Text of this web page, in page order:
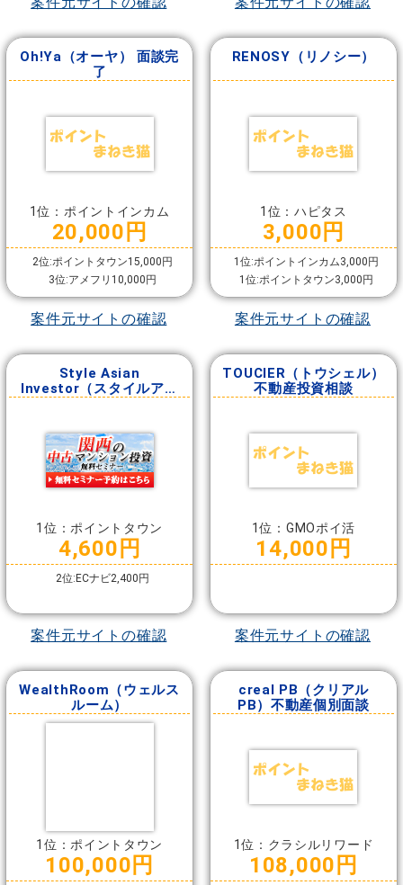
Oh!Ya（オーヤ） 面談完
了
1位：ポイントインカム
20,000円
2位:ポイントタウン15,000円
3位:アメフリ10,000円
案件元サイトの確認
RENOSY（リノシー）
1位：ハピタス
3,000円
1位:ポイントインカム3,000円
1位:ポイントタウン3,000円
案件元サイトの確認
Style Asian
Investor（スタイルアジ
1位：ポイントタウン
4,600円
2位:ECナビ2,400円
案件元サイトの確認
TOUCIER（トウシェル）
不動産投資相談
1位：GMOポイ活
14,000円
案件元サイトの確認
WealthRoom（ウェルス
ルーム）
1位：ポイントタウン
100,000円
creal PB（クリアル
PB）不動産個別面談
1位：クラシルリワード
108,000円